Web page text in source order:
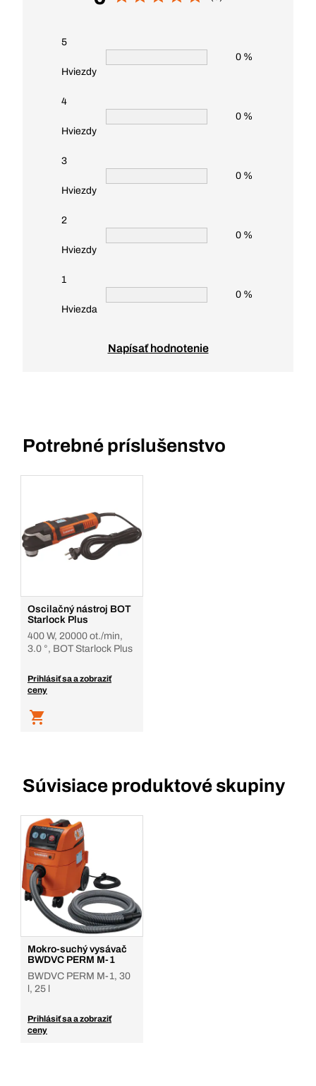
5
Hviezdy
0 %
4
Hviezdy
0 %
3
Hviezdy
0 %
2
Hviezdy
0 %
1
Hviezda
0 %
Napísať hodnotenie
Potrebné príslušenstvo
Oscilačný nástroj BOT
Starlock Plus
400 W, 20000 ot./min,
3.0 °, BOT Starlock Plus
Prihlásiť sa a zobraziť
ceny
Súvisiace produktové skupiny
Mokro-suchý vysávač
BWDVC PERM M-1
BWDVC PERM M-1, 30
l, 25 l
Prihlásiť sa a zobraziť
ceny